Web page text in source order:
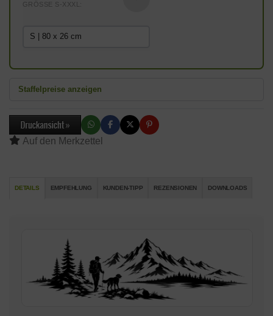
GRÖSSE S-XXXL:
Staffelpreise anzeigen
DETAILS EMPFEHLUNG KUNDEN-TIPP REZENSIONEN DOWNLOADS